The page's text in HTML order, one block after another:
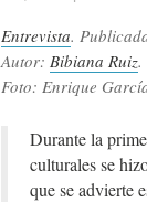
Entrevista.
Autor: Bibiana Ruiz.
Foto: Enrique
Durante la
culturales se
que se advierte